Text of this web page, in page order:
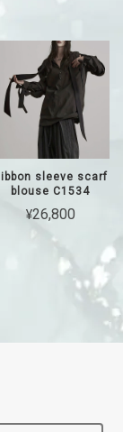
sleeve scarf
blouse C1534
¥26,800